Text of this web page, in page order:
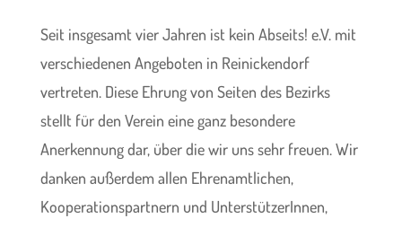
Seit insgesamt vier Jahren ist kein Abseits! e.V. mit
verschiedenen Angeboten in Reinickendorf
vertreten. Diese Ehrung von Seiten des Bezirks
stellt für den Verein eine ganz besondere
Anerkennung dar, über die wir uns sehr freuen. Wir
danken außerdem allen Ehrenamtlichen,
Kooperationspartnern und UnterstützerInnen,